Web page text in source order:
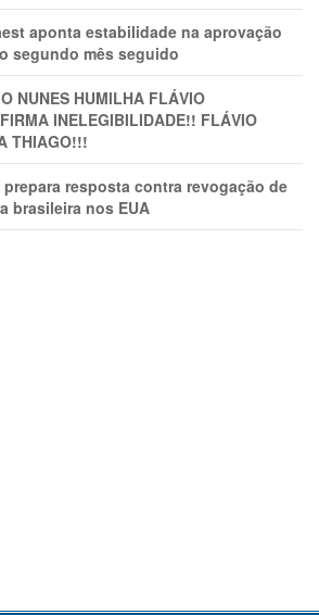
aponta estabilidade na aprovação
segundo mês seguido
NUNES HUMlLHA FLÁVIO
INELEGIBILIDADE!! FLÁVIO
THIAGO!!!
resposta contra revogação de
brasileira nos EUA